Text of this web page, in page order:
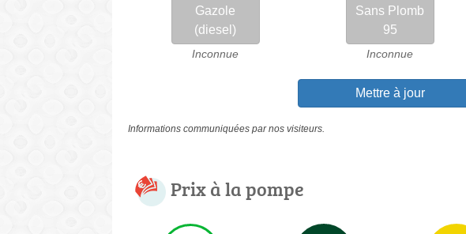
Gazole
(diesel)
Inconnue
Sans Plomb
95
Inconnue
Mettre à jour
Informations communiquées par nos visiteurs.
Prix à la pompe